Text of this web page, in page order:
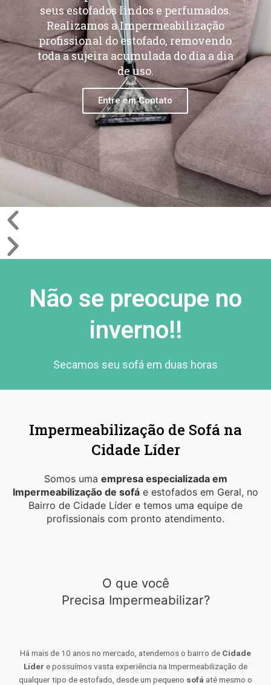
seus estofados lindos e perfumados.
Realizamos a Impermeabilização
profissional do estofado, removendo
toda a sujeira acumulada do dia a dia
de uso.
Entre em Contato
Não se preocupe no
inverno!!
Secamos seu sofá em duas horas
Impermeabilização de Sofá na
Cidade Líder
Somos uma empresa especializada em
Impermeabilização de sofá e estofados em Geral, no
Bairro de Cidade Líder e temos uma equipe de
profissionais com pronto atendimento.
O que você
Precisa Impermeabilizar?
Há mais de 10 anos no mercado, atendemos o bairro de Cidade
Líder e possuímos vasta experiência na Impermeabilização de
qualquer tipo de estofado, desde um pequeno sofá até mesmo o